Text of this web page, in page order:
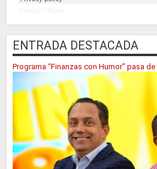
ENTRADA DESTACADA
Programa “Finanzas con Humor” pasa